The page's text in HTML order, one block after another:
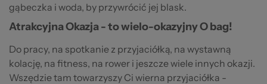
gąbeczka i woda, by przywrócić jej blask.
Atrakcyjna Okazja - to wielo-okazyjny O bag!
Do pracy, na spotkanie z przyjaciółką, na wystawną
kolację, na fitness, na rower i jeszcze wiele innych okazji.
Wszędzie tam towarzyszy Ci wierna przyjaciółka -